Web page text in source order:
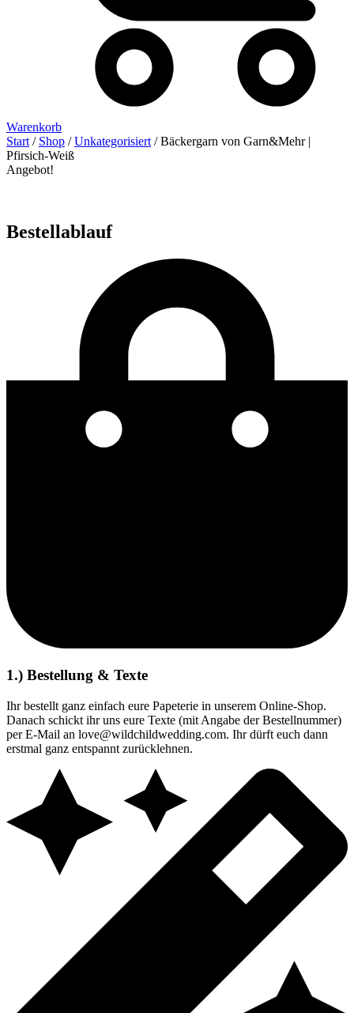
Warenkorb
Start / Shop /Unkategorisiert / Bäckergarn von Garn&Mehr |
Pfirsich-Weiß
Angebot!
Bestellablauf
1.) Bestellung & Texte
Ihr bestellt ganz einfach eure Papeterie in unserem Online-Shop.
Danach schickt ihr uns eure Texte (mit Angabe der Bestellnummer)
per E-Mail an love@wildchildwedding.com. Ihr dürft euch dann
erstmal ganz entspannt zurücklehnen.